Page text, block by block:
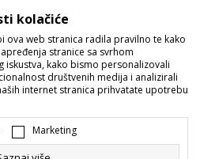
Promijenite
kolačiće
ova web stranica radila pravilno te kako
stranice sa svrhom
iskustva, kako bismo personalizovali
društvenih medija i analizirali
internet stranica prihvatate upotrebu
Marketing